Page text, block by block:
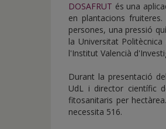
DOSAFRUT és una
en plantacions
persones, una pressió
la Universitat
l'Institut Valencià
Durant la presentació
UdL i director científic
fitosanitaris per
necessita 516.